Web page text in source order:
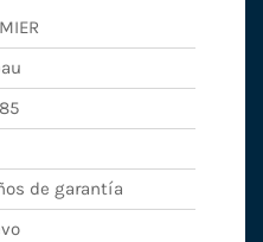
de garantía